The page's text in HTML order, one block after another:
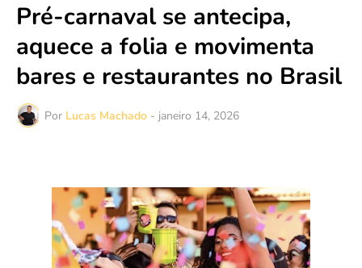
Pré-carnaval se antecipa,
aquece a folia e movimenta
bares e restaurantes no Brasil
Por Lucas Machado - janeiro 14, 2026